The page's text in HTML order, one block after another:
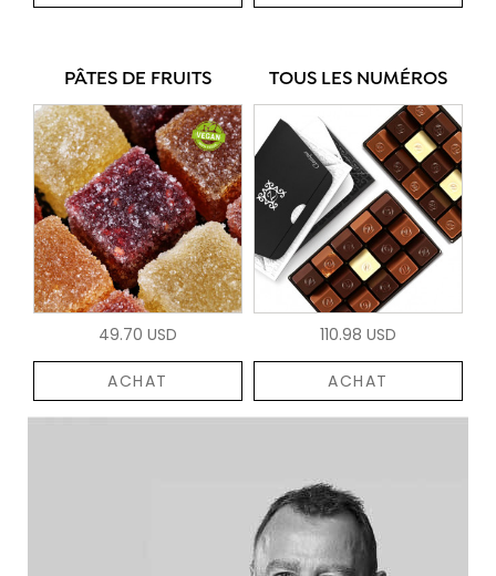
PÂTES DE FRUITS
49.70 USD
ACHAT
TOUS LES NUMÉROS
110.98 USD
ACHAT